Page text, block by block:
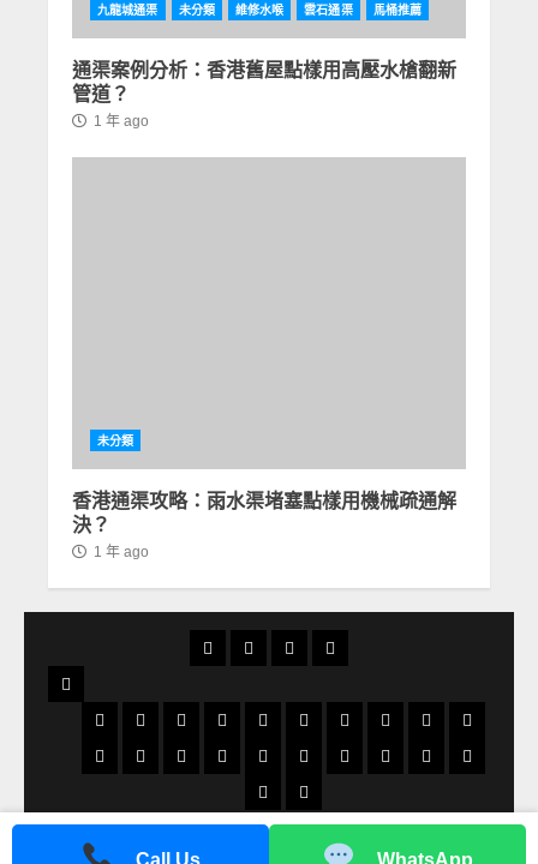
九龍城通渠 未分類 維修水喉 雲石通渠 馬桶推薦
通渠案例分析：香港舊屋點樣用高壓水槍翻新
管道？
1 年 ago
未分類
香港通渠攻略：雨水渠堵塞點樣用機械疏通解
決？
1 年 ago
首
通
俱
樂
部
通
分
享
24
時
通
服
太
和
區
通
太
古
地
區
大
角
地
區
大
圍
渠
大
埔
地
區
火
炭
地
區
粉
嶺
區
通
北
角
區
通
旺
角
區
通
荃
灣
區
通
天
圍
地
荔
角
地
屯
地
區
小
灣
藍
田
地
沙
田
通
火
通
渠
數
港
地
土
灣
通
洪
橋
地
柴
灣
慈
雲
版權所有 © 香港通渠公司 MoreNews by AF themes.
Call Us WhatsApp